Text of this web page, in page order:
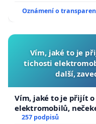
Oznámení o
Vím, jaké to je
tichosti
další,
Vím, jaké to je přijít
elektromobilů,
zaveďme slyšitelná
257 podpisů